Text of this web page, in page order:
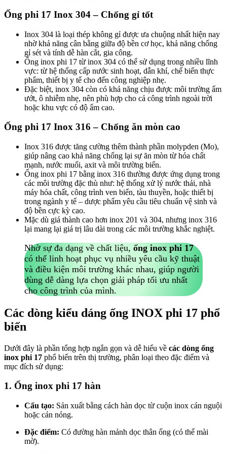
Ống phi 17 Inox 304 – Chống gỉ tốt
Inox 304 là loại thép không gỉ được ưa chuộng nhất hiện nay
nhờ khả năng cân bằng giữa độ bền cơ học, khả năng chống
gỉ sét và tính dễ hàn cắt, gia công.
Ống inox phi 17 từ inox 304 có thể sử dụng trong nhiều lĩnh
vực: từ hệ thống cấp nước sinh hoạt, dẫn khí, chế biến thực
phẩm, thiết bị y tế cho đến công nghiệp nhẹ.
Đặc biệt, inox 304 còn có khả năng chịu được môi trường ẩm
ướt, ô nhiễm nhẹ, nên phù hợp cho cả công trình ngoài trời
hoặc khu vực có độ ẩm cao.
Ống phi 17 Inox 316 – Chống ăn mòn cao
Inox 316 được tăng cường thêm thành phần molypden (Mo),
giúp nâng cao khả năng chống lại sự ăn mòn từ hóa chất
mạnh, nước muối, axit và môi trường biển.
Ống inox phi 17 bằng inox 316 thường được ứng dụng trong
các môi trường đặc thù như: hệ thống xử lý nước thải, nhà
máy hóa chất, công trình ven biển, tàu thuyền, hoặc thiết bị
trong ngành y tế – dược phẩm yêu cầu tiêu chuẩn vệ sinh và
độ bền cực kỳ cao.
Mặc dù giá thành cao hơn inox 201 và 304, nhưng inox 316
lại mang lại giá trị lâu dài trong các môi trường khắc nghiệt.
Nhờ sự đa dạng về chất liệu, ống inox phi 17
có thể linh hoạt phục vụ nhiều yêu cầu kỹ thuật
và điều kiện môi trường khác nhau, giúp người
dùng dễ dàng lựa chọn giải pháp tối ưu nhất
cho công trình của mình.
Các dòng kiểu dáng ống INOX phi 17 phổ
biến
Dưới đây là phần tổng hợp ngắn gọn và dễ hiểu về các dòng ống
inox phi 17 phổ biến trên thị trường, phân loại theo đặc điểm và
mục đích sử dụng:
1. Ống inox phi 17 hàn
Cấu tạo: Sản xuất bằng cách hàn dọc từ cuộn inox cán nguội
hoặc cán nóng.
Đặc điểm: Có đường hàn mảnh dọc thân ống (có thể mài
mờ).